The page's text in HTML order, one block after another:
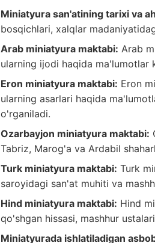
Miniatyura san'atining tarixi va
bosqichlari, xalqlar
Arab miniatyura maktabi: Arab
ularning ijodi haqida ma'lumotlar
Eron miniatyura maktabi: Eron
ularning asarlari haqida
o'rganiladi.
Ozarbayjon miniatyura maktabi:
Tabriz, Marog'a va Ardabil
Turk miniatyura maktabi: Turk
saroyidagi san'at muhiti va
Hind miniatyura maktabi: Hind
qo'shgan hissasi, mashhur
Miniatyurada ishlatiladigan